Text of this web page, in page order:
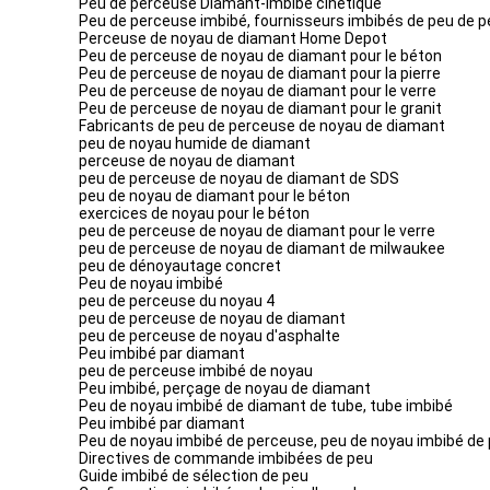
Peu de perceuse imbibé, fournisseurs imbibés de peu de
Perceuse de noyau de diamant Home Depot
Peu de perceuse de noyau de diamant pour le béton
Peu de perceuse de noyau de diamant pour la pierre
Peu de perceuse de noyau de diamant pour le verre
Peu de perceuse de noyau de diamant pour le granit
Fabricants de peu de perceuse de noyau de diamant
peu de noyau humide de diamant
perceuse de noyau de diamant
peu de perceuse de noyau de diamant de SDS
peu de noyau de diamant pour le béton
exercices de noyau pour le béton
peu de perceuse de noyau de diamant pour le verre
peu de perceuse de noyau de diamant de milwaukee
peu de dénoyautage concret
Peu de noyau imbibé
peu de perceuse du noyau 4
peu de perceuse de noyau de diamant
peu de perceuse de noyau d'asphalte
Peu imbibé par diamant
peu de perceuse imbibé de noyau
Peu imbibé, perçage de noyau de diamant
Peu de noyau imbibé de diamant de tube, tube imbibé
Peu imbibé par diamant
Peu de noyau imbibé de perceuse, peu de noyau imbibé
Directives de commande imbibées de peu
Guide imbibé de sélection de peu